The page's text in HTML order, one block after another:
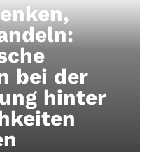
bei der
hinter